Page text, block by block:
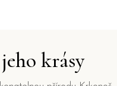
krásy